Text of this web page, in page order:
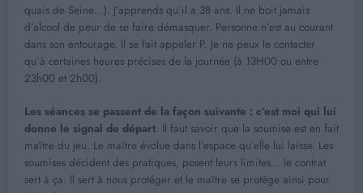
quais de Seine…). J’apprends qu’il a 38 ans. Il ne boit jamais
d’alcool de peur de se faire démasquer. Personne n’est au courant
dans son entourage. Il se fait appeler P. Je ne peux le contacter
qu’à certaines heures précises de la journée (à 13H00 ou entre
23h00 et 2h00).
Les séances se passent de la façon suivante : c’est moi qui lui
donne le signal de départ. Il faut savoir que la soumise est en fait
maître du jeu. Le maître évolue dans l’espace qu’elle lui laisse. Les
soumises décident des pratiques, posent leurs limites… le contrat
sert à ça. Il sert à nous protéger et le maître se protège ainsi pour